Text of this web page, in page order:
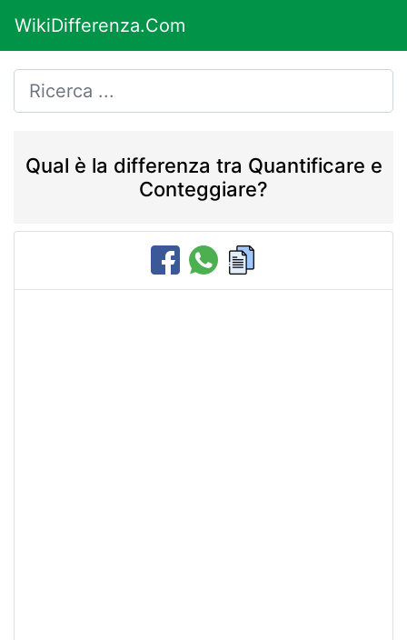
WikiDifferenza.Com
Qual è la differenza tra Quantificare e
Conteggiare?